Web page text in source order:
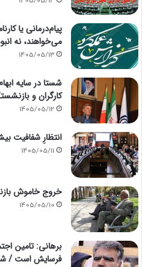
پیام‌درمانی یا
می‌خواهند، نه
1405/05/13
شستا در سایه
کارگران و
1405/05/12
انتظارِ شفافیت
1405/05/11
خروج خاموش
1405/05/10
برهانی: تامین
فرسایش است /